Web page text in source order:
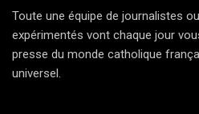
Toute une équipe de journalistes
expérimentés vont chaque jour
presse du monde catholique
universel.